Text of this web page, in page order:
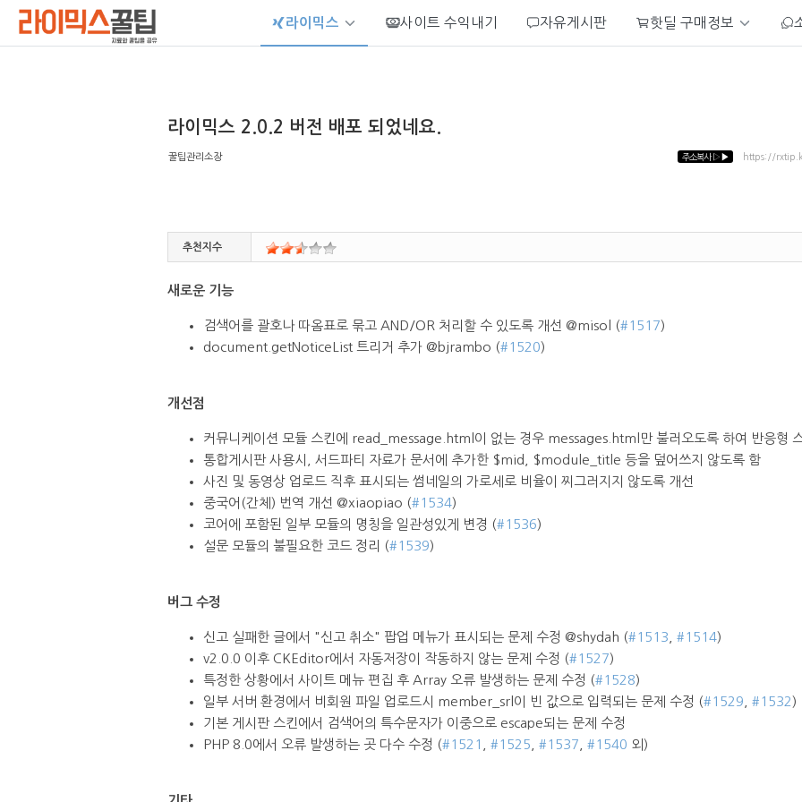
라이믹스 사이트 수익내기 자유게시판 핫딜 구매정보
라이믹스 2.0.2 버전 배포 되었네요.
꿀팁관리소장 주소복사 ▷▶ https://
추천지수
새로운 기능
검색어를 괄호나 따옴표로 묶고 AND/OR 처리할 수 있도록 개선 @misol (#1517)
document.getNoticeList 트리거 추가 @bjrambo (#1520)
개선점
커뮤니케이션 모듈 스킨에 read_message.html이 없는 경우 messages.html만 불러오도록 하여 반응형
통합게시판 사용시, 서드파티 자료가 문서에 추가한 $mid, $module_title 등을 덮어쓰지 않도록 함
사진 및 동영상 업로드 직후 표시되는 썸네일의 가로세로 비율이 찌그러지지 않도록 개선
중국어(간체) 번역 개선 @xiaopiao (#1534)
코어에 포함된 일부 모듈의 명칭을 일관성있게 변경 (#1536)
설문 모듈의 불필요한 코드 정리 (#1539)
버그 수정
신고 실패한 글에서 "신고 취소" 팝업 메뉴가 표시되는 문제 수정 @shydah (#1513 #1514)
v2.0.0 이후 CKEditor에서 자동저장이 작동하지 않는 문제 수정 (#1527)
특정한 상황에서 사이트 메뉴 편집 후 Array 오류 발생하는 문제 수정 (#1528)
일부 서버 환경에서 비회원 파일 업로드시 member_srl이 빈 값으로 입력되는 문제 수정 (#1529 #1532 )
기본 게시판 스킨에서 검색어의 특수문자가 이중으로 escape되는 문제 수정
PHP 8.0에서 오류 발생하는 곳 다수 수정 (#1521 #1525 #1537 #1540 외)
Sketchbook5, 스케치북5